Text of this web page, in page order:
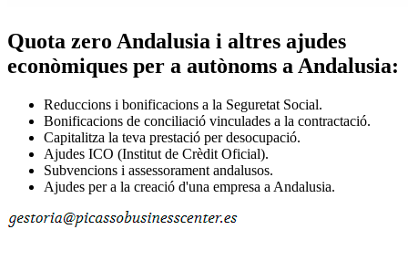
Quota zero Andalusia i altres ajudes
econòmiques per a autònoms a Andalusia:
Reduccions i bonificacions a la Seguretat Social.
Bonificacions de conciliació vinculades a la contractació.
Capitalitza la teva prestació per desocupació.
Ajudes ICO (Institut de Crèdit Oficial).
Subvencions i assessorament andalusos.
Ajudes per a la creació d'una empresa a Andalusia.